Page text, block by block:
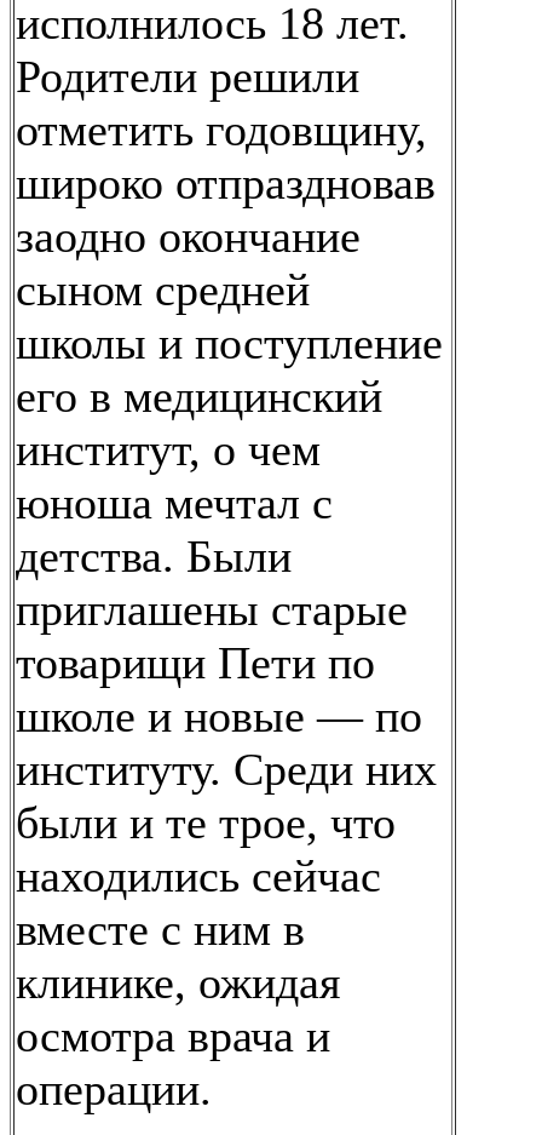
исполнилось 18 лет.
Родители решили
отметить годовщину,
широко отпраздновав
заодно окончание
сыном средней
школы и поступление
его в медицинский
институт, о чем
юноша мечтал с
детства. Были
приглашены старые
товарищи Пети по
школе и новые — по
институту. Среди них
были и те трое, что
находились сейчас
вместе с ним в
клинике, ожидая
осмотра врача и
операции.